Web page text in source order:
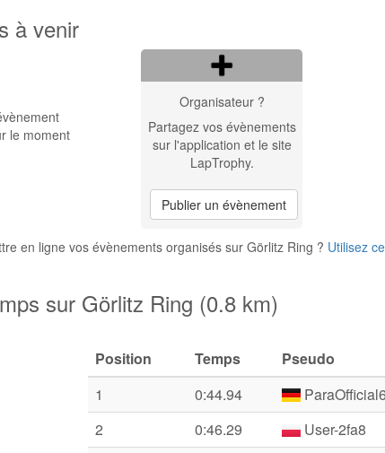
à venir
le moment
Organisateur ?
Partagez vos évènements
sur l'application et le site
LapTrophy.
Publier un évènement
en ligne vos évènements organisés sur Görlitz Ring ? Utilisez
sur Görlitz Ring (0.8 km)
Position Temps Pseudo
1
0:44.94
2
0:46.29 User-2fa8